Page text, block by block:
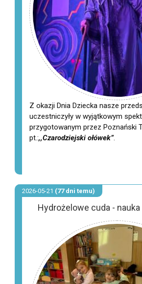
Z okazji Dnia Dziecka nasze
uczestniczyły w wyjątkowym
przygotowanym przez Poznański
pt.:,,Czarodziejski ołówek”.
Hydrożelowe cuda -
2026-05-21 (77 dni temu)